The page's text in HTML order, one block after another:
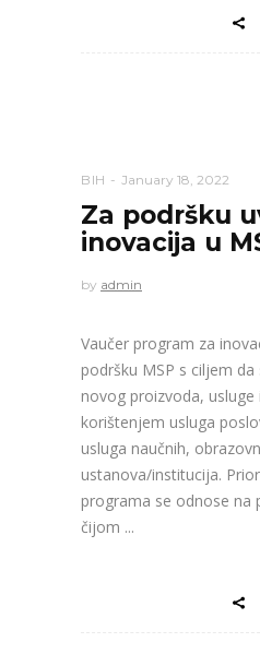
BIH January 18, 2022
Za podršku
inovacija u
by admin
Vaučer program za
podršku MSP s ciljem
novog proizvoda,
korištenjem usluga
usluga naučnih,
ustanova/institucija.
programa se odnose na
čijom